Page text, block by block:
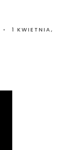
•
1 KWIETNIA,